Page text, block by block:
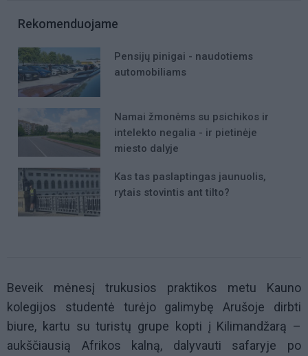
Rekomenduojame
Pensijų pinigai - naudotiems
automobiliams
Namai žmonėms su psichikos ir
intelekto negalia - ir pietinėje
miesto dalyje
Kas tas paslaptingas jaunuolis,
rytais stovintis ant tilto?
Beveik mėnesį trukusios praktikos metu Kauno
kolegijos studentė turėjo galimybę Arušoje dirbti
biure, kartu su turistų grupe kopti į Kilimandžarą –
aukščiausią Afrikos kalną, dalyvauti safaryje po